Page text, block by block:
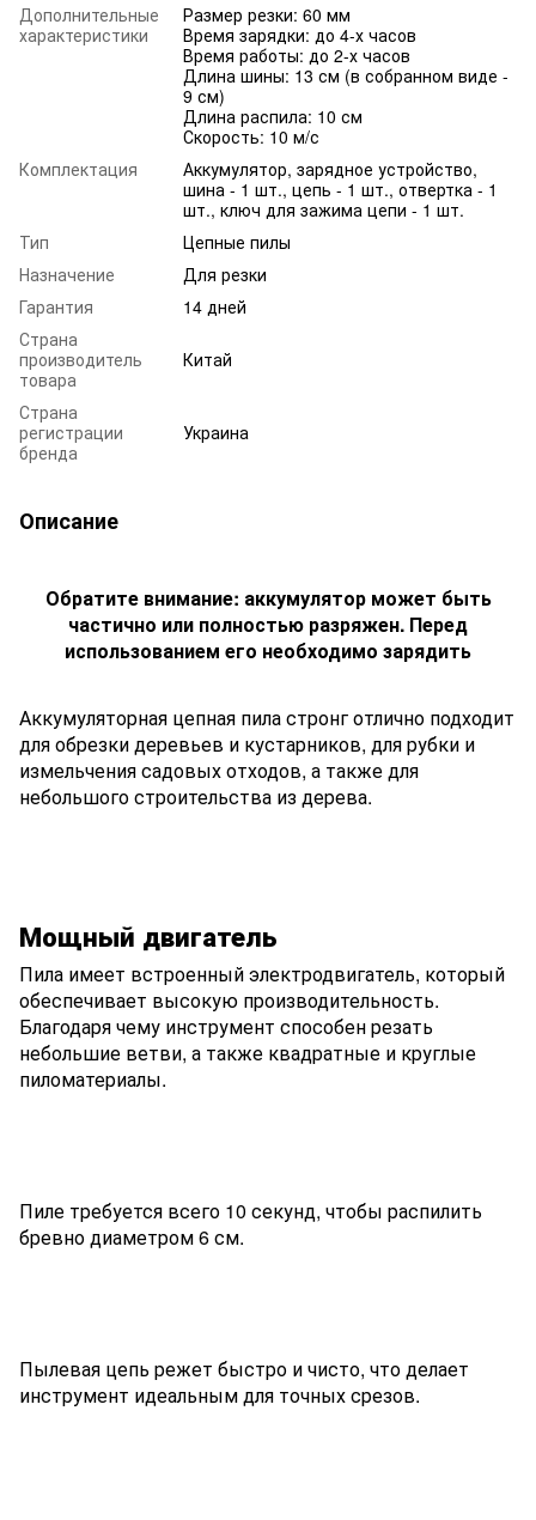
Дополнительные
характеристики
Размер резки: 60 ​​мм
Время зарядки: до 4-х часов
Время работы: до 2-х часов
Длина шины: 13 см (в собранном виде -
9 см)
Длина распила: 10 см
Скорость: 10 м/с
Комплектация
Аккумулятор, зарядное устройство,
шина - 1 шт., цепь - 1 шт., отвертка - 1
шт., ключ для зажима цепи - 1 шт.
Тип
Цепные пилы
Назначение
Для резки
Гарантия
14 дней
Страна
производитель
товара
Китай
Страна
регистрации
бренда
Украина
Описание
Обратите внимание: аккумулятор может быть
частично или полностью разряжен. Перед
использованием его необходимо зарядить
Аккумуляторная цепная пила стронг отлично подходит
для обрезки деревьев и кустарников, для рубки и
измельчения садовых отходов, а также для
небольшого строительства из дерева.
Мощный двигатель
Пила имеет встроенный электродвигатель, который
обеспечивает высокую производительность.
Благодаря чему инструмент способен резать
небольшие ветви, а также квадратные и круглые
пиломатериалы.
Пиле требуется всего 10 секунд, чтобы распилить
бревно диаметром 6 см.
Пылевая цепь режет быстро и чисто, что делает
инструмент идеальным для точных срезов.